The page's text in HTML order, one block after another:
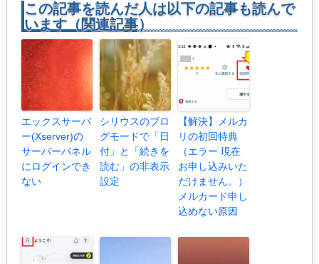
この記事を読んだ人は以下の記事も読んで
います（関連記事）
エックスサーバ
ー(Xserver)の
サーバーパネル
にログインでき
ない
シリウスのブロ
グモードで「日
付」と「続きを
読む」の非表示
設定
【解決】メルカ
リの初回特典
（エラー 現在
お申し込みいた
だけません。）
メルカード申し
込めない原因